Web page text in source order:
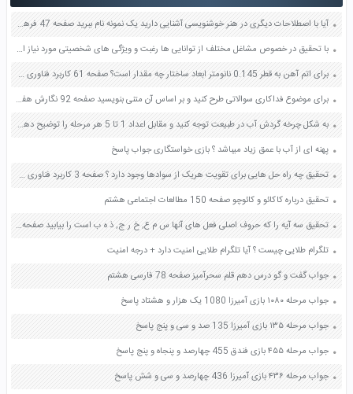
آیا با اصطلاحات دیگری در هنر خوشنویسی آشنایی دارید یک نمونه نام ببرید صفحه 47 فرهنگ و هنر هفتم
با تحقیق در خصوص مشاغل مختلف از توانایی ها رغبت و ویژگی های شخصیتی مورد نیاز انها مطلع شوید صفحه 142 کار و فناوری نهم
برای اتم آهن به قطر 0.145 نانومتر ابعاد ساختار چه مقدار است؟ صفحه 61 کاربرد فناوری های نوین یازدهم
برای موضوع فداکاری سوالاتی طرح کنید و بر اساس آن متنی بنویسید صفحه 92 نگارش هفتم
به شکل چرخه گردش آب در طبیعت توجه کنید و مقابل اعداد 1 تا 5 هر مرحله را توضیح دهید صفحه 79 مطالعات اجتماعی هفتم
پهنه ای از آب با عمق زیاد میباشد ؟ بازی خواستگاری جواب پاسخ
تحقیق چه راه حل هایی برای تقویت هریک از سوادها وجود دارد ؟ صفحه 3 کاربرد فناوری های نوین یازدهم
تحقیق درباره کاکائو و کائوچو صفحه 150 مطالعات اجتماعی هشتم
تحقیق سه آیه را که حروف اصلی فعل های آنها س م ع, خ ر ج, ذ ه ب است را بیابید صفحه 48 عربی نهم
تلگرام طلایی چیست ؟ آیا تلگرام طلایی امنیت دارد + درجه امنیت
جواب گفت و گو درس دهم قلم سحرآمیز صفحه 78 فارسی هشتم
جواب مرحله ۱۰۸۰ بازی آمیرزا 1080 یک هزار و هشتاد پاسخ
جواب مرحله ۱۳۵ بازی آمیرزا 135 صد و سی و پنج پاسخ
جواب مرحله ۴۵۵ بازی فندق 455 چهارصد و پنجاه و پنج پاسخ
جواب مرحله ۴۳۶ بازی آمیرزا 436 چهارصد و سی و شش پاسخ